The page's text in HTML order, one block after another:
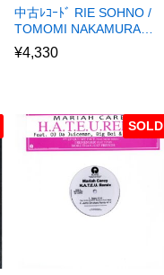
中古ﾚｺｰﾄﾞ RIE SOHNO /
TOMOMI NAKAMURA…
¥4,330
SOLD